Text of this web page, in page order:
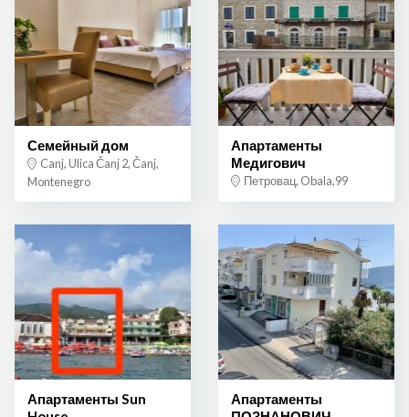
Семейный дом
Canj, Ulica Čanj 2, Čanj,
Montenegro
Апартаменты
Медигович
Петровац, Obala,99
Апартаменты Sun
Апартаменты